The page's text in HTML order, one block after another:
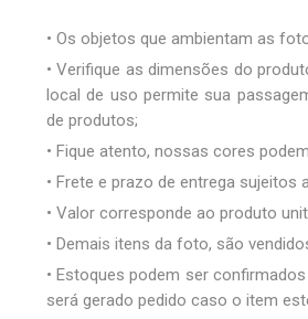
• Os objetos que ambientam as
• Verifique as dimensões do
local de uso permite sua
de produtos;
• Fique atento, nossas cores
• Frete e prazo de entrega sujeitos
• Valor corresponde ao produto
• Demais itens da foto, são
• Estoques podem ser
será gerado pedido caso o item